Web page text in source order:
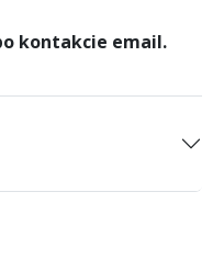
kontakcie email.